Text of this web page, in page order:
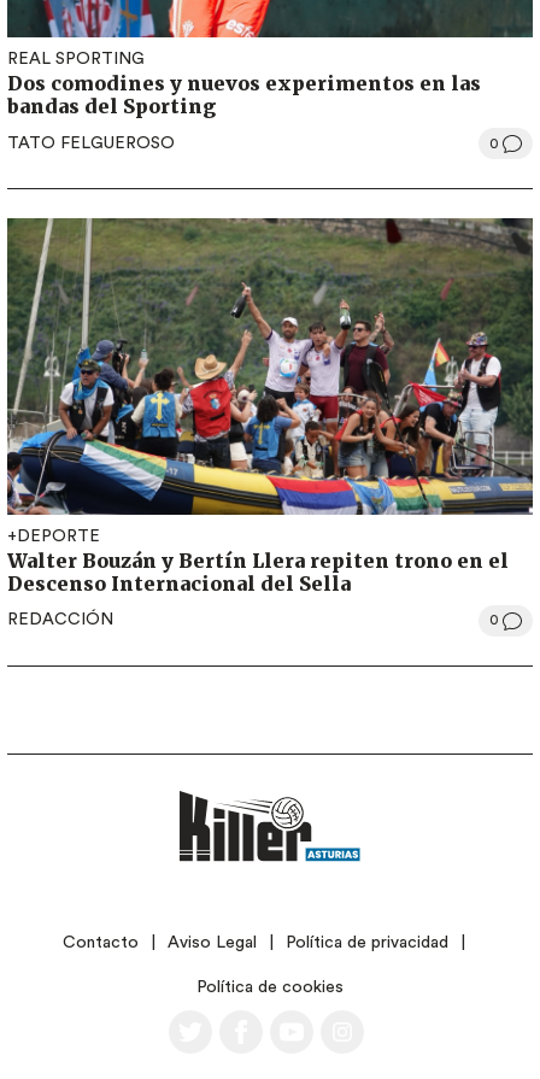
REAL SPORTING
Dos comodines y nuevos experimentos en las
bandas del Sporting
TATO FELGUEROSO 0
+DEPORTE
Walter Bouzán y Bertín Llera repiten trono en el
Descenso Internacional del Sella
REDACCIÓN 0
LEGALContacto Aviso Legal Política de privacidad
Política de cookies